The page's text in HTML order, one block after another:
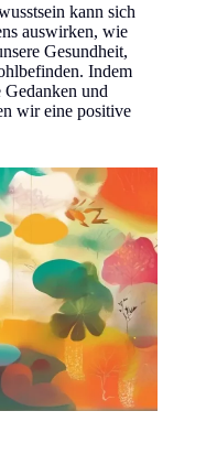
kann sich
auswirken, wie
Gesundheit,
Indem
und
wir eine positive